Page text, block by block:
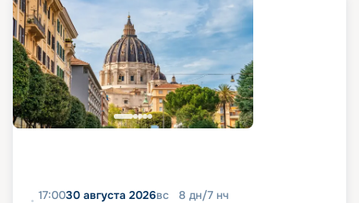
17:0030 августа 2026вс 8 дн/7 нч